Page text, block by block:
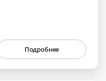
Подробнее